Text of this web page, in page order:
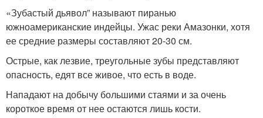
«Зубастый дьявол” называют пиранью
южноамериканские индейцы. Ужас реки Амазонки, хотя
ее средние размеры составляют 20-30 см.
Острые, как лезвие, треугольные зубы представляют
опасность, едят все живое, что есть в воде.
Нападают на добычу большими стаями и за очень
короткое время от нее остаются лишь кости.